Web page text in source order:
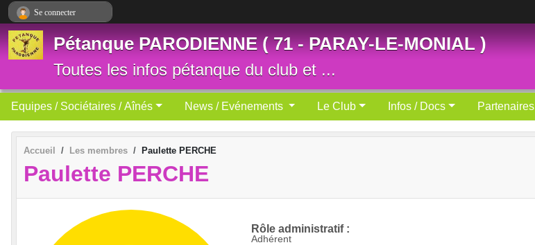
Pétanque PARODIENNE ( 71 - PARAY-LE-MONIAL )
Toutes les infos pétanque du club et ...
Equipes / Sociétaires / Aînés News / Evénements Le Club Infos / Docs Partenaires
Accueil Les membres Paulette PERCHE
Paulette PERCHE
Rôle administratif :
Adhérent
Se connecter
Panneau de gestion des cookies